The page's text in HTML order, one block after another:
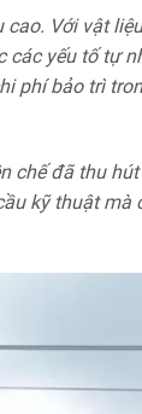
Với vật
các yếu tố tự
phí bảo trì
chế đã thu
kỹ thuật mà